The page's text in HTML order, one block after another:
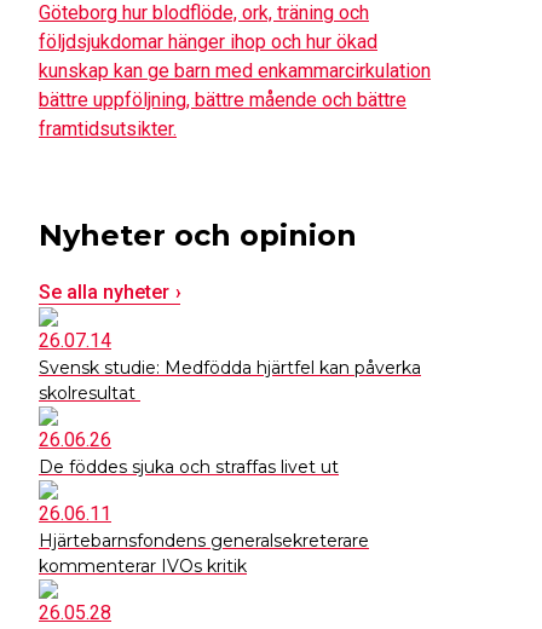
Göteborg hur blodflöde, ork, träning och
följdsjukdomar hänger ihop och hur ökad
kunskap kan ge barn med enkammarcirkulation
bättre uppföljning, bättre mående och bättre
framtidsutsikter.
Nyheter och opinion
Se alla nyheter
26.07.14
Svensk studie: Medfödda hjärtfel kan påverka
skolresultat
26.06.26
De föddes sjuka och straffas livet ut
26.06.11
Hjärtebarnsfondens generalsekreterare
kommenterar IVOs kritik
26.05.28